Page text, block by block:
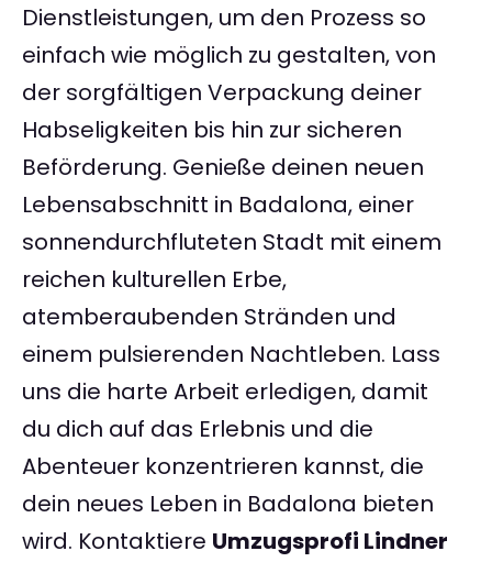
Dienstleistungen, um den Prozess so
einfach wie möglich zu gestalten, von
der sorgfältigen Verpackung deiner
Habseligkeiten bis hin zur sicheren
Beförderung. Genieße deinen neuen
Lebensabschnitt in Badalona, einer
sonnendurchfluteten Stadt mit einem
reichen kulturellen Erbe,
atemberaubenden Stränden und
einem pulsierenden Nachtleben. Lass
uns die harte Arbeit erledigen, damit
du dich auf das Erlebnis und die
Abenteuer konzentrieren kannst, die
dein neues Leben in Badalona bieten
wird. Kontaktiere Umzugsprofi Lindner